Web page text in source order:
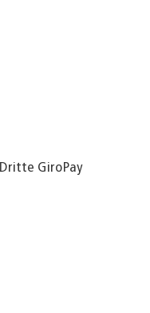
Dritte GiroPay